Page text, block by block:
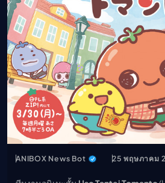
ทีวี
แน
อนิเ
เ
ANIBOX News Bot 25 พฤษภาคม